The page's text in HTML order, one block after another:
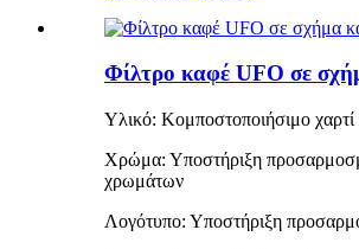
Φίλτρο καφέ UFO σε
Υλικό: Κομποστοποιήσιμο
Χρώμα: Υποστήριξη
χρωμάτων
Λογότυπο: Υποστήριξη